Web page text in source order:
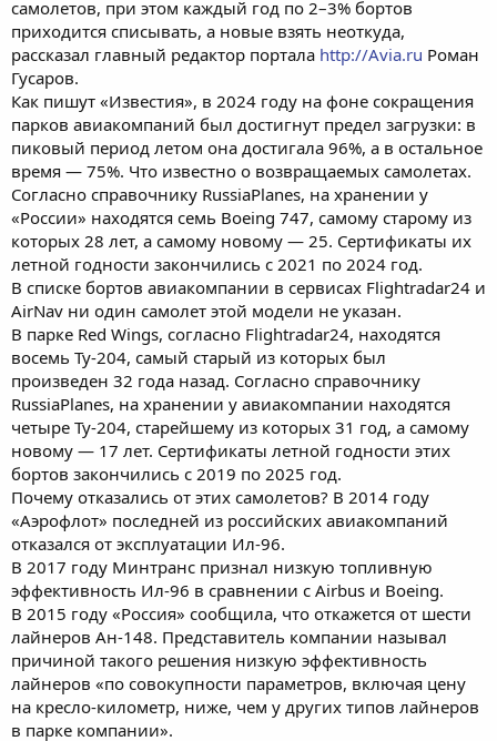
самолетов, при этом каждый год по 2–3% бортов
приходится списывать, а новые взять неоткуда,
рассказал главный редактор портала http://Avia.ru Роман
Гусаров.
Как пишут «Известия», в 2024 году на фоне сокращения
парков авиакомпаний был достигнут предел загрузки: в
пиковый период летом она достигала 96%, а в остальное
время — 75%. Что известно о возвращаемых самолетах.
Согласно справочнику RussiaPlanes, на хранении у
«России» находятся семь Boeing 747, самому старому из
которых 28 лет, а самому новому — 25. Сертификаты их
летной годности закончились с 2021 по 2024 год.
В списке бортов авиакомпании в сервисах Flightradar24 и
AirNav ни один самолет этой модели не указан.
В парке Red Wings, согласно Flightradar24, находятся
восемь Ту-204, самый старый из которых был
произведен 32 года назад. Согласно справочнику
RussiaPlanes, на хранении у авиакомпании находятся
четыре Ту-204, старейшему из которых 31 год, а самому
новому — 17 лет. Сертификаты летной годности этих
бортов закончились с 2019 по 2025 год.
Почему отказались от этих самолетов? В 2014 году
«Аэрофлот» последней из российских авиакомпаний
отказался от эксплуатации Ил-96.
В 2017 году Минтранс признал низкую топливную
эффективность Ил-96 в сравнении с Airbus и Boeing.
В 2015 году «Россия» сообщила, что откажется от шести
лайнеров Ан-148. Представитель компании называл
причиной такого решения низкую эффективность
лайнеров «по совокупности параметров, включая цену
на кресло-километр, ниже, чем у других типов лайнеров
в парке компании».